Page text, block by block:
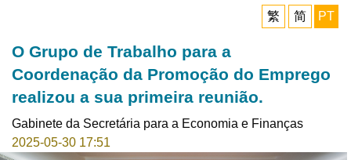
繁
简 PT
O Grupo de Trabalho para a
Coordenação da Promoção do Emprego
realizou a sua primeira reunião.
Gabinete da Secretária para a Economia e Finanças
2025-05-30 17:51